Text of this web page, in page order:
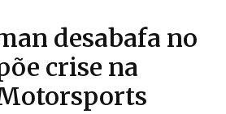
desabafa no
crise na